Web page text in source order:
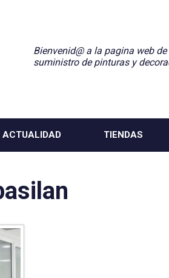
Bienvenid@ a la pagina web
suministro de pinturas y
ACTUALIDAD TIENDAS